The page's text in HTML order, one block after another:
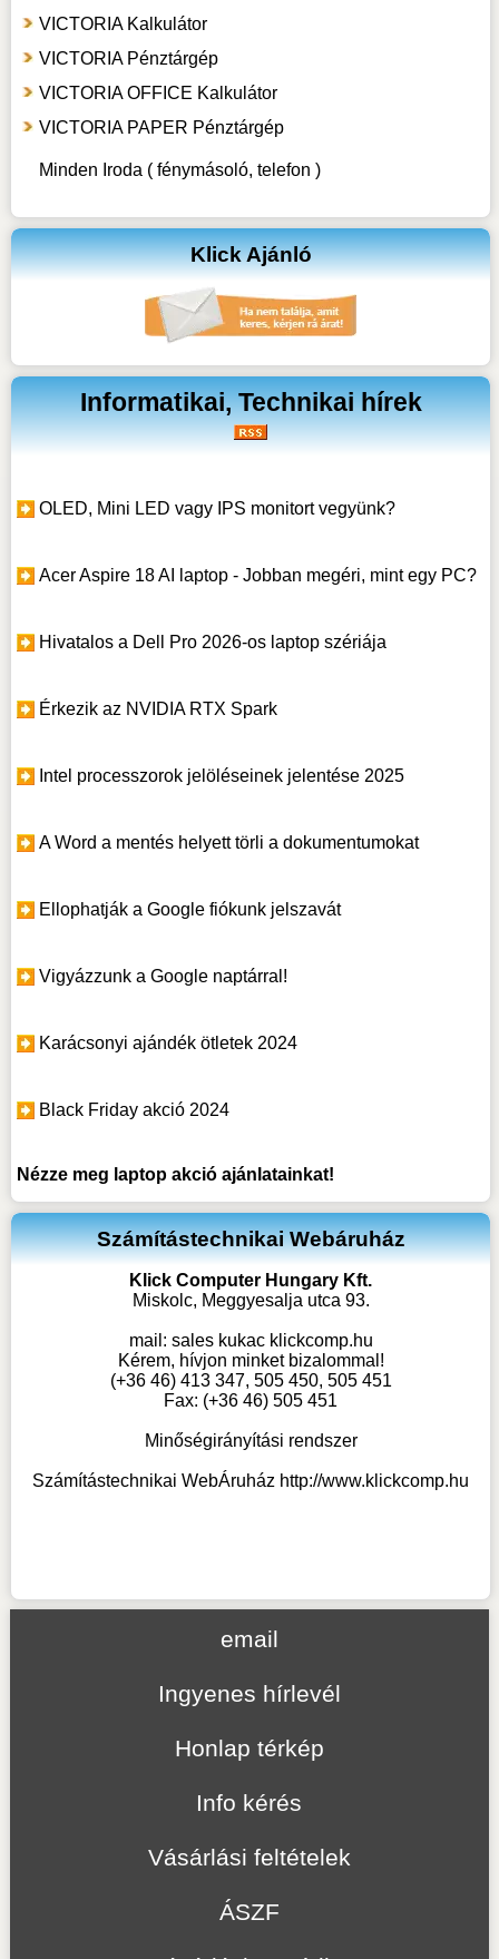
VICTORIA Kalkulátor
VICTORIA Pénztárgép
VICTORIA OFFICE Kalkulátor
VICTORIA PAPER Pénztárgép
Minden Iroda ( fénymásoló, telefon )
Klick Ajánló
Informatikai, Technikai hírek
OLED, Mini LED vagy IPS monitort vegyünk?
Acer Aspire 18 AI laptop - Jobban megéri, mint egy PC?
Hivatalos a Dell Pro 2026-os laptop szériája
Érkezik az NVIDIA RTX Spark
Intel processzorok jelöléseinek jelentése 2025
A Word a mentés helyett törli a dokumentumokat
Ellophatják a Google fiókunk jelszavát
Vigyázzunk a Google naptárral!
Karácsonyi ajándék ötletek 2024
Black Friday akció 2024
Nézze meg laptop akcióajánlatainkat!
Számítástechnikai Webáruház
Klick Computer Hungary Kft.
Miskolc, Meggyesalja utca 93.
mail: sales kukac klickcomp.hu
Kérem, hívjon minket bizalommal!
(+36 46) 413 347, 505 450, 505 451
Fax: (+36 46) 505 451
Minőségirányítási rendszer
Számítástechnikai WebÁruház http://www.klickcomp.hu
email
Ingyenes hírlevél
Honlap térkép
Info kérés
Vásárlási feltételek
ÁSZF